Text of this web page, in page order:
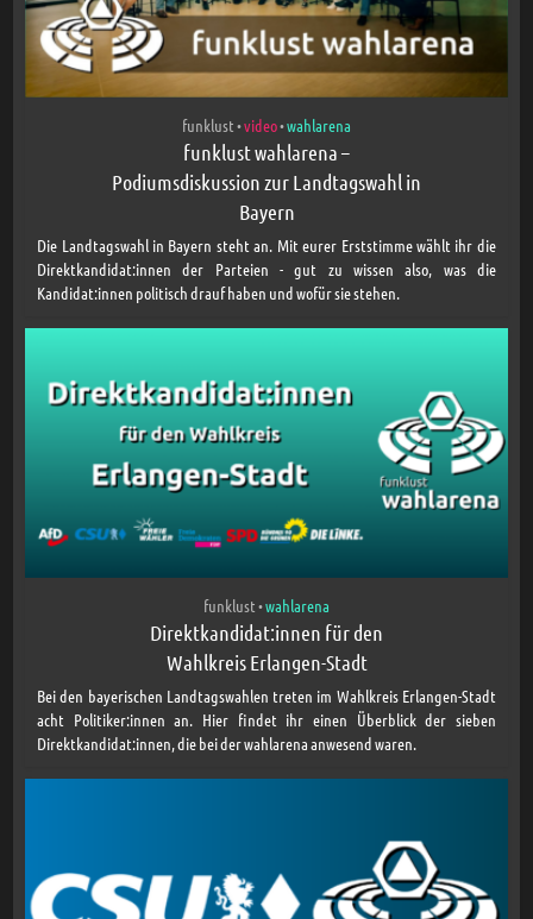
funklust•video•wahlarena
funklust wahlarena –
Podiumsdiskussion zur Landtagswahl in
Bayern
Die Landtagswahl in Bayern steht an. Mit eurer Erststimme wählt ihr die
Direktkandidat:innen der Parteien - gut zu wissen also, was die
Kandidat:innen politisch drauf haben und wofür sie stehen.
funklust•wahlarena
Direktkandidat:innen für den
Wahlkreis Erlangen-Stadt
Bei den bayerischen Landtagswahlen treten im Wahlkreis Erlangen-Stadt
acht Politiker:innen an. Hier findet ihr einen Überblick der sieben
Direktkandidat:innen, die bei der wahlarena anwesend waren.